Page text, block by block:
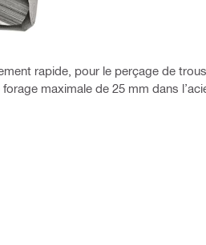
rapide, pour le perçage de trous
maximale de 25 mm dans